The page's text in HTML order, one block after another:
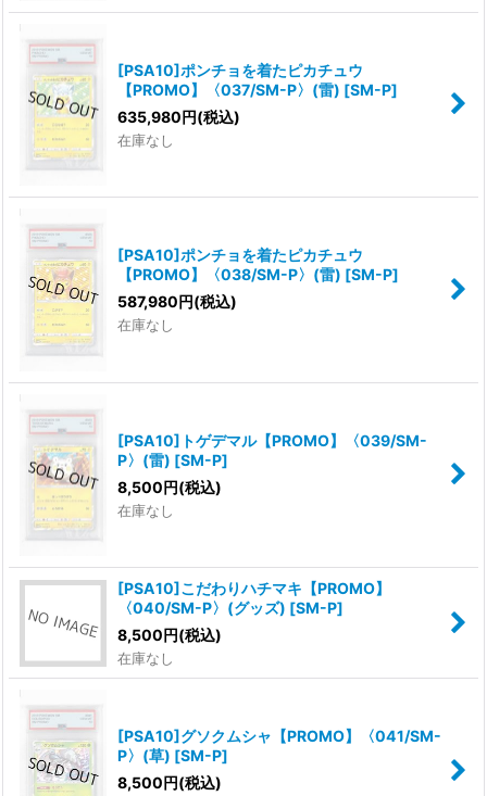
[PSA10]ポンチョを着たピカチュウ
【PROMO】〈037/SM-P〉(雷) [SM-P]
635,980円(税込)
在庫なし
[PSA10]ポンチョを着たピカチュウ
【PROMO】〈038/SM-P〉(雷) [SM-P]
587,980円(税込)
在庫なし
[PSA10]トゲデマル【PROMO】〈039/SM-
P〉(雷) [SM-P]
8,500円(税込)
在庫なし
[PSA10]こだわりハチマキ【PROMO】
〈040/SM-P〉(グッズ) [SM-P]
8,500円(税込)
在庫なし
[PSA10]グソクムシャ【PROMO】〈041/SM-
P〉(草) [SM-P]
8,500円(税込)